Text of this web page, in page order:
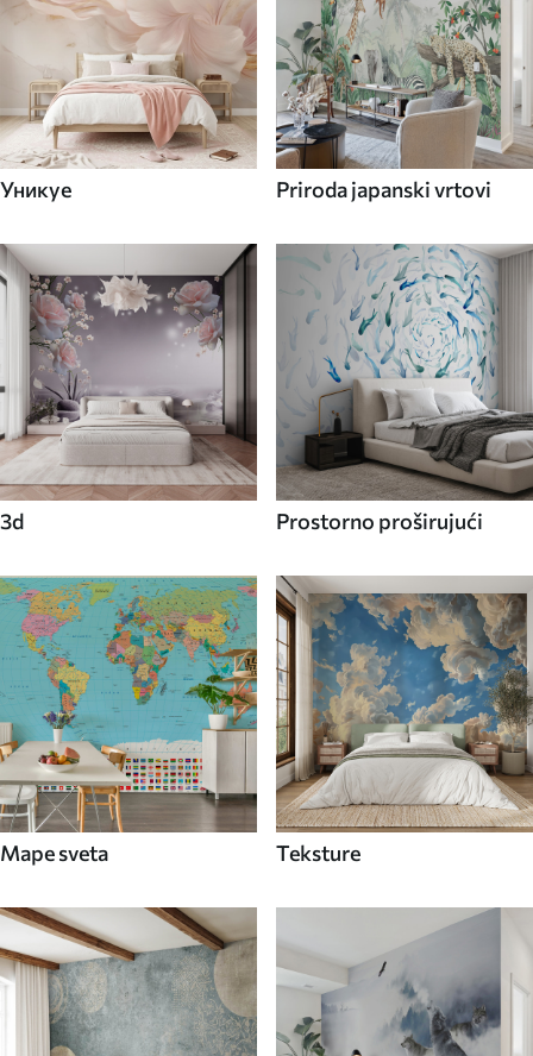
Уникуе Priroda japanski vrtovi
3d Prostorno proširujući
Mape sveta Teksture